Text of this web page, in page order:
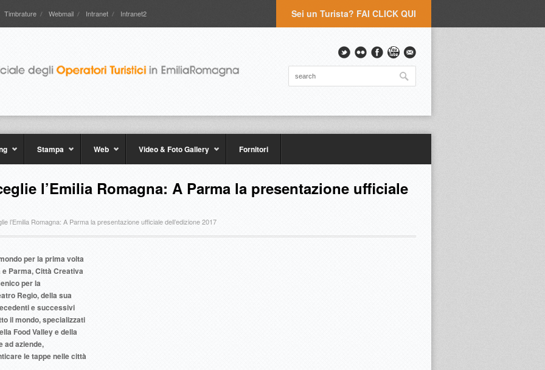
Sei un Turista? FAI CLICK QUI
Timbrature Webmail Intranet Intranet2
Stampa Web Video & Foto Gallery Fornitori
l’Emilia Romagna: A Parma la presentazione ufficiale
l’Emilia Romagna: A Parma la presentazione ufficiale dell’edizione 2017
per la prima volta
Parma, Città Creativa
per la
Regio, della sua
e successivi
il mondo, specializzati
Food Valley e della
ad aziende,
le tappe nelle città